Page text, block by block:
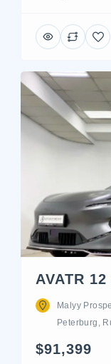
AVATR
Malyy
Peterburg,
$91,399